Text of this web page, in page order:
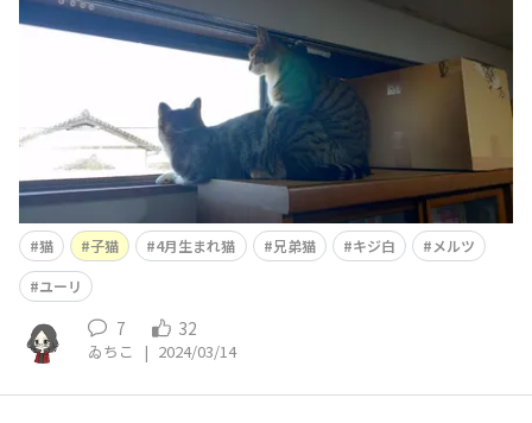
猫 子猫 4月生まれ猫 兄弟猫 キジ白
メルツ
ユーリ
7 32
ゐちこ | 2024/03/14